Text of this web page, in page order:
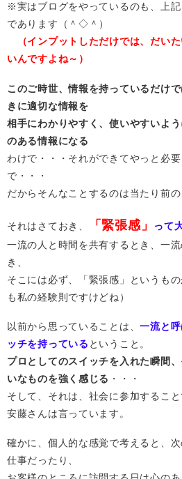
※実はブログをやっているのも、上
であります（＾◇＾）
（インプットしただけでは、だい
いんですよね～）
このご時世、情報を持っているだけ
きに適切な情報を
相手にわかりやすく、使いやすいよ
のある情報になる
わけで・・・それができてやっと必
で・・・
だからそんなことするのは当たり前の
それはさておき、 「緊張感」 って
一流の人と時間を共有するとき、一
き、
そこには必ず、「緊張感」というも
も私の経験則ですけどね）
以前から思っていることは、一流と
ッチを持っている ということ。
プロとしてのスイッチを入れた瞬間
いなものを強く感じる ・・・
そして、それは、社会に参加するこ
安藤さんは言っています。
確かに、個人的な感覚で考えると、
仕事だったり、